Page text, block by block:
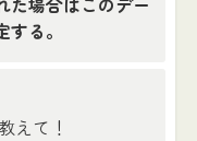
る。
えて！